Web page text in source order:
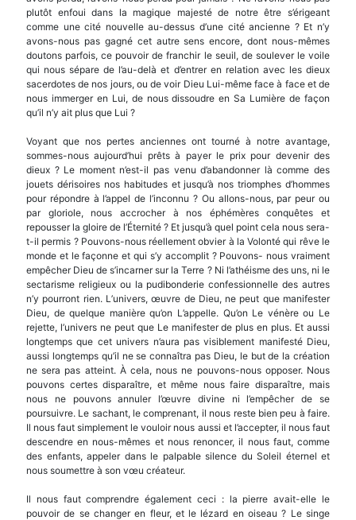
plutôt enfoui dans la magique majesté de notre être s’éri­geant
comme une cité nouvelle au-dessus d’une cité ancienne ? Et n’y
avons-nous pas gagné cet autre sens encore, dont nous-mêmes
doutons parfois, ce pouvoir de franchir le seuil, de soulever le voile
qui nous sépare de l’au-delà et d’entrer en relation avec les dieux
sacerdotes de nos jours, ou de voir Dieu Lui-même face à face et de
nous immerger en Lui, de nous dissoudre en Sa Lumière de façon
qu’il n’y ait plus que Lui ?
Voyant que nos pertes anciennes ont tourné à notre avantage,
sommes-nous aujourd’hui prêts à payer le prix pour devenir des
dieux ? Le moment n’est-il pas venu d’abandonner là comme des
jouets dérisoires nos habitudes et jusqu’à nos triomphes d’hommes
pour répondre à l’appel de l’inconnu ? Ou allons-nous, par peur ou
par gloriole, nous accrocher à nos éphémères conquêtes et
repousser la gloire de l’Éternité ? Et jusqu’à quel point cela nous sera-
t-il permis ? Pouvons-nous réellement obvier à la Volonté qui rêve le
monde et le façonne et qui s’y accomplit ? Pouvons- nous vraiment
empêcher Dieu de s’incarner sur la Terre ? Ni l’athéisme des uns, ni le
sectarisme religieux ou la pudibonderie confessionnelle des autres
n’y pourront rien. L’univers, œuvre de Dieu, ne peut que manifester
Dieu, de quelque manière qu’on L’appelle. Qu’on Le vénère ou Le
rejette, l’univers ne peut que Le manifester de plus en plus. Et aussi
long­temps que cet univers n’aura pas visiblement mani­festé Dieu,
aussi longtemps qu’il ne se connaîtra pas Dieu, le but de la création
ne sera pas atteint. À cela, nous ne pouvons-nous opposer. Nous
pouvons certes disparaître, et même nous faire disparaître, mais
nous ne pouvons annuler l’œuvre divine ni l’empêcher de se
poursuivre. Le sachant, le com­prenant, il nous reste bien peu à faire.
Il nous faut simplement le vouloir nous aussi et l’accepter, il nous faut
descendre en nous-mêmes et nous renon­cer, il nous faut, comme
des enfants, appeler dans le palpable silence du Soleil éternel et
nous sou­mettre à son vœu créateur.
Il nous faut comprendre également ceci : la pierre avait-elle le
pouvoir de se changer en fleur, et le lézard en oiseau ? Le singe